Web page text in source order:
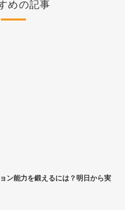
めの記事
ン能力を鍛えるには？明日から実